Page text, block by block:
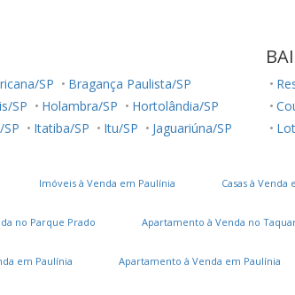
SP
Bragança Paulista/SP
SP
Holambra/SP
Hortolândia/SP
Itatiba/SP Itu/SP
Jaguariúna/SP
SP
Sorocaba/SP
Sumaré/SP
SP
Imóveis à Venda em Paulínia Casas à Venda
no Parque Prado Apartamento à Venda no
em Paulínia Apartamento à Venda em Paulínia